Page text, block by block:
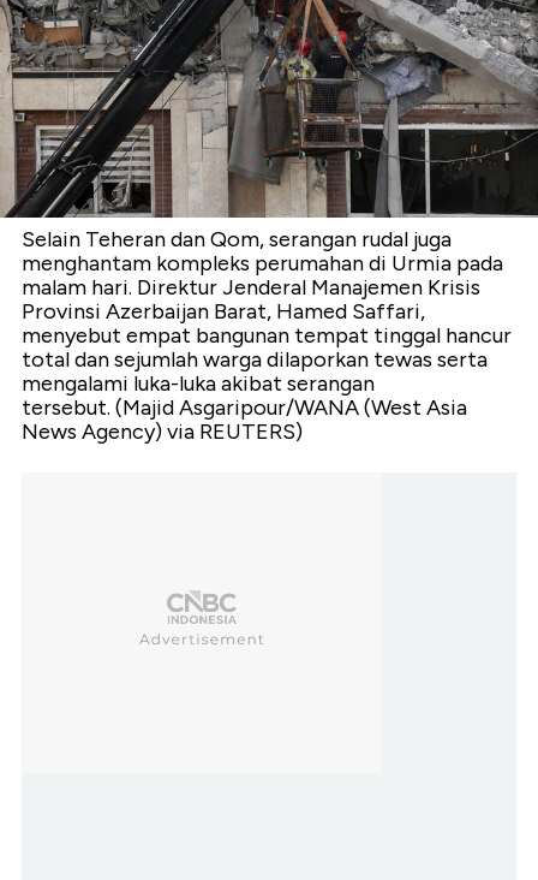
Selain Teheran dan Qom, serangan rudal juga
menghantam kompleks perumahan di Urmia pada
malam hari. Direktur Jenderal Manajemen Krisis
Provinsi Azerbaijan Barat, Hamed Saffari,
menyebut empat bangunan tempat tinggal hancur
total dan sejumlah warga dilaporkan tewas serta
mengalami luka-luka akibat serangan
tersebut. (Majid Asgaripour/WANA (West Asia
News Agency) via REUTERS)